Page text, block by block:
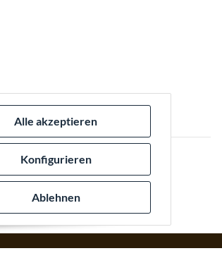
Alle akzeptieren
Konfigurieren
Ablehnen
Powered byJTL-Shop